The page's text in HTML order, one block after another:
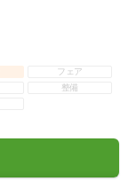
フェア
整備